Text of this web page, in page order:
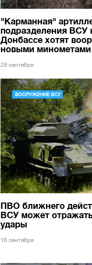
"Карманная"
подразделения ВСУ
Донбассе хотят
новыми минометами
29 сентября
ВООРУЖЕНИЕ ВСУ
ПВО ближнего
ВСУ может
удары
16 сентября